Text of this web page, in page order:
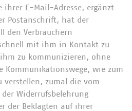
ihrer E-Mail-Adresse, ergänzt
Postanschrift, hat der
den Verbrauchern
mit ihm in Kontakt zu
zu kommunizieren, ohne
Kommunikationswege, wie zum
verstellen, zumal die vom
der Widerrufsbelehrung
der Beklagten auf ihrer